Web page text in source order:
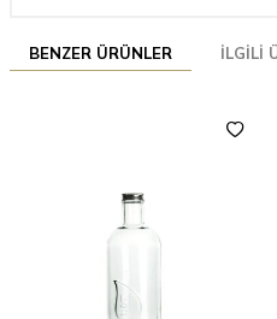
BENZER ÜRÜNLER İLGILI